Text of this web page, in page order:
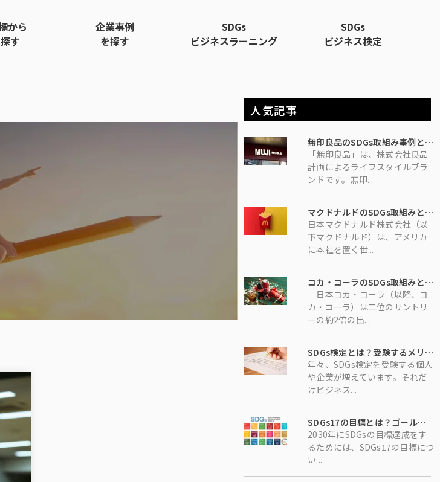
から
す
企業事例
を探す
SDGs
ビジネスラーニング
SDGs
ビジネス検定
人気記事
無印良品のSDGs取組み事例とは？顧客が楽しみながらSDGsに参加できる取組みを展開、自社の利益につなげる
「無印良品」は、株式会社良品
計画によるライフスタイルブラ
ンドです。無印...
マクドナルドのSDGs取組みとは？世界的企業が挑む「物流」「サプライチェーン」の細かな見直し
日本マクドナルド株式会社（以
下マクドナルド）は、アメリカ
に本社を置く世...
コカ・コーラのSDGs取組みとは?グローバル企業だからこその先進的で超現実的なロードマップに迫る
日本コカ・コーラ（以降、コ
カ・コーラ）は二位のサントリ
ーの約2倍の出...
SDGs検定とは？受験するメリットや難易度、勉強方法について解説！
年々、SDGs検定を受験する個人
や企業が増えています。それだ
けビジネス...
SDGs17の目標とは？ゴールの意味やターゲットを徹底解説！
2030年にSDGsの目標達成をす
るためには、SDGs17の目標につ
い...